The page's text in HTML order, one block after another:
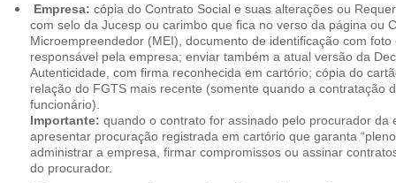
Empresa: cópia do Contrato Social e suas alterações ou
com selo da Jucesp ou carimbo que fica no verso da página ou
Microempreendedor (MEI), documento de identificação com foto
responsável pela empresa; enviar também a atual versão da
Autenticidade, com firma reconhecida em cartório; cópia do
relação do FGTS mais recente (somente quando a contratação
funcionário).
Importante: quando o contrato for assinado pelo procurador da
apresentar procuração registrada em cartório que garanta
administrar a empresa, firmar compromissos ou assinar
do procurador.